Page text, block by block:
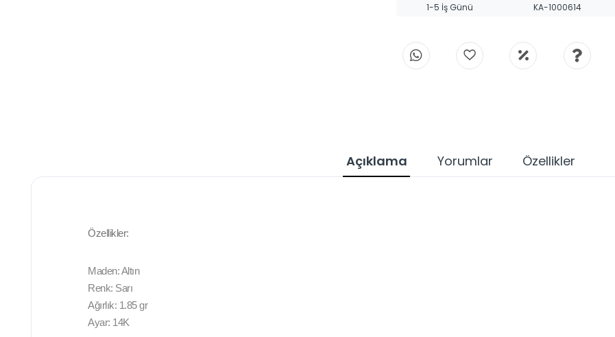
1-5 İş Günü KA-1000614
Açıklama Yorumlar Özellikler
Özellikler:
Maden: Altın
Renk: Sarı
Ağırlık: 1.85 gr
Ayar: 14K